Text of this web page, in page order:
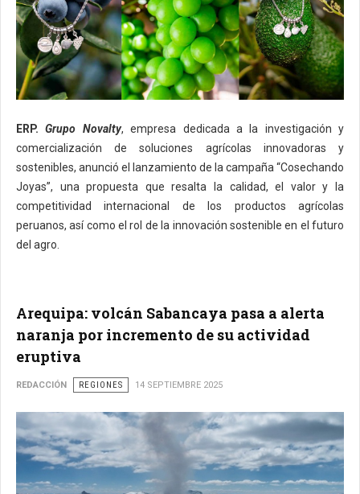
ERP. Grupo Novalty, empresa dedicada a la investigación y
comercialización de soluciones agrícolas innovadoras y
sostenibles, anunció el lanzamiento de la campaña “Cosechando
Joyas”, una propuesta que resalta la calidad, el valor y la
competitividad internacional de los productos agrícolas
peruanos, así como el rol de la innovación sostenible en el futuro
del agro.
Arequipa: volcán Sabancaya pasa a alerta
naranja por incremento de su actividad
eruptiva
REDACCIÓN REGIONES 14 SEPTIEMBRE 2025